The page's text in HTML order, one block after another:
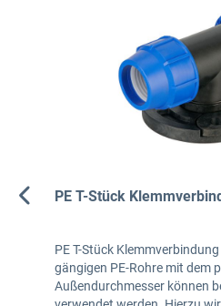
PE T-Stück
PE T-Stück
gängigen PE-Rohre mit dem
Außendurchmesser können